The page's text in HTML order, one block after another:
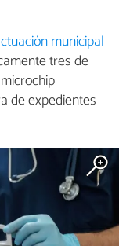
municipal
tres de
de expedientes